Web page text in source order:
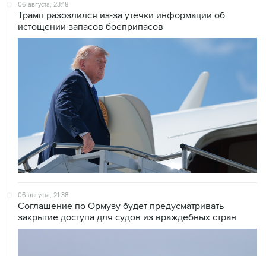
06 августа, 23:18
Трамп разозлился из-за утечки информации об
истощении запасов боеприпасов
06 августа, 21:38
Соглашение по Ормузу будет предусматривать
закрытие доступа для судов из враждебных стран